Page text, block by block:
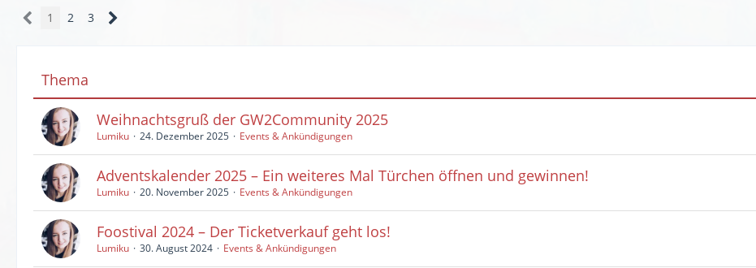
1 2 3
Thema
Weihnachtsgruß der GW2Community 2025
Lumiku 24. Dezember 2025 Events & Ankündigungen
Adventskalender 2025 – Ein weiteres Mal Türchen öffnen und gewinnen!
Lumiku 20. November 2025 Events & Ankündigungen
Foostival 2024 – Der Ticketverkauf geht los!
Lumiku 30. August 2024 Events & Ankündigungen